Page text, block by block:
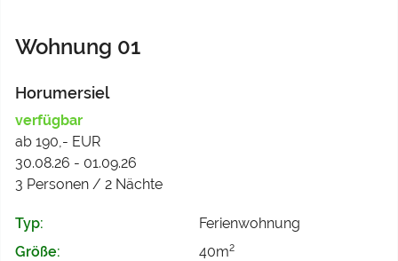
Wohnung 01
Horumersiel
verfügbar
ab 190,- EUR
30.08.26 - 01.09.26
3 Personen / 2 Nächte
Typ:
Ferienwohnung
Größe:
40m2